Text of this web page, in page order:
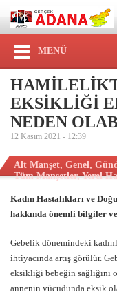
MENÜ
EKSİKLİĞİ
NEDEN
12 Kasım 2021 - 12:39
Alt Manşet, Genel,
Tüm Manşetler,Yerel
Kadın Hastalıkları ve
hakkında önemli bilgiler
Gebelik dönemindeki
ihtiyacında artış görülür.
eksikliği bebeğin
annenin vücudunda eksik